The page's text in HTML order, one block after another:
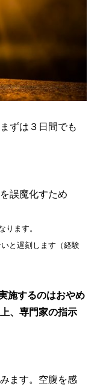
ずは３日間でも
誤魔化すため
ります。
と遅刻します（経験
施するのはおやめ
、専門家の指示
ます。空腹を感